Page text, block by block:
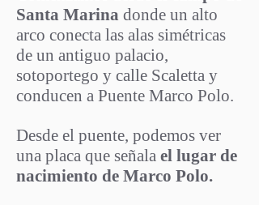
Santa Marina donde un alto
arco conecta las alas simétricas
de un antiguo palacio,
sotoportego y calle Scaletta y
conducen a Puente Marco Polo.
Desde el puente, podemos ver
una placa que señala el lugar de
nacimiento de Marco Polo.